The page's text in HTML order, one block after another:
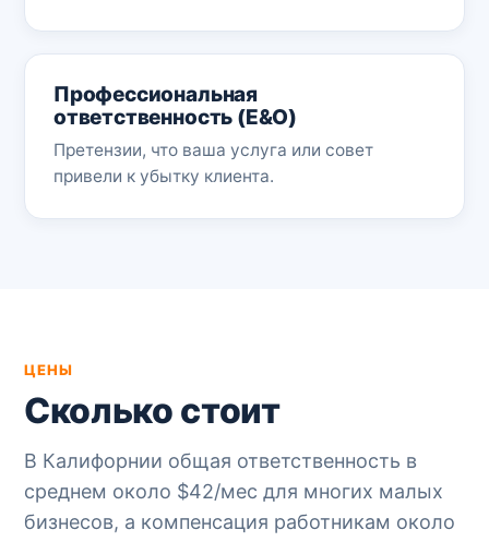
Профессиональная
ответственность (E&O)
Претензии, что ваша услуга или совет
привели к убытку клиента.
ЦЕНЫ
Сколько стоит
В Калифорнии общая ответственность в
среднем около $42/мес для многих малых
бизнесов, а компенсация работникам около